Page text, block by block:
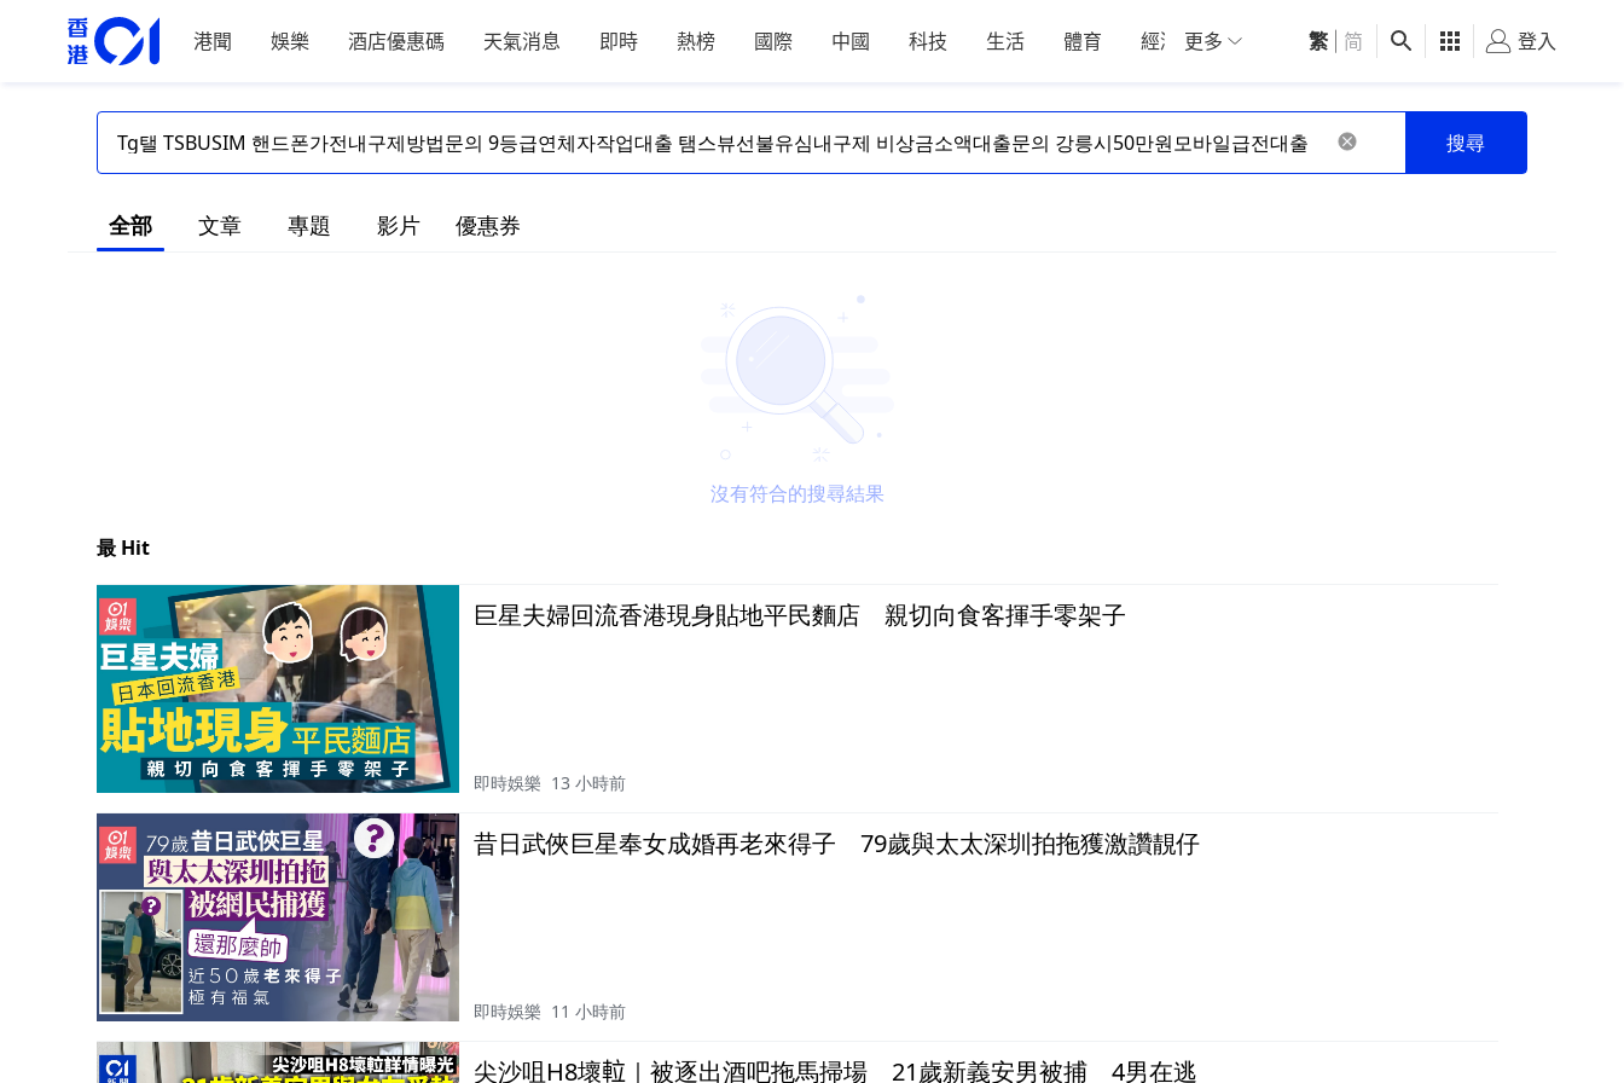
港聞 娛樂 酒店優惠碼 天氣消息 即時 熱榜 國際 中國 科技 生活 體育 經濟 01深圳 觀點 健康 好食玩飛
更多 繁 简 登入